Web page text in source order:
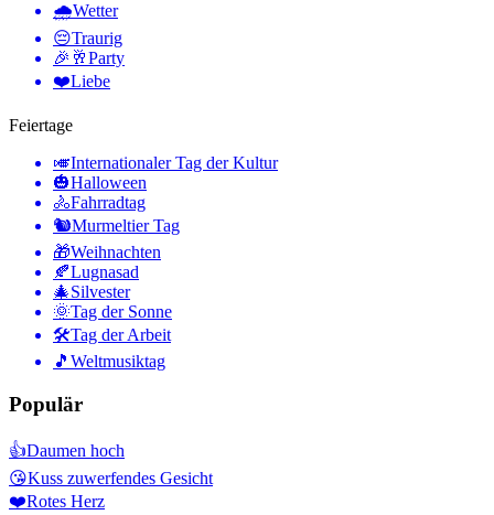
🌧Wetter
😔Traurig
🎉🥂Party
❤️Liebe
Feiertage
🎺Internationaler Tag der Kultur
🎃Halloween
🚴Fahrradtag
🐿Murmeltier Tag
🎁Weihnachten
🍂Lugnasad
🎄Silvester
🌞Tag der Sonne
🛠Tag der Arbeit
🎵 Weltmusiktag
Populär
👍Daumen hoch
😘Kuss zuwerfendes Gesicht
❤️Rotes Herz